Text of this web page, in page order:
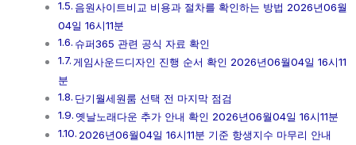
음원사이트비교 비용과 절차를 확인하는 방법 2026년06월
04일 16시11분
슈퍼365 관련 공식 자료 확인
게임사운드디자인 진행 순서 확인 2026년06월04일 16시11
분
단기월세원룸 선택 전 마지막 점검
옛날노래다운 추가 안내 확인 2026년06월04일 16시11분
2026년06월04일 16시11분 기준 항생지수 마무리 안내